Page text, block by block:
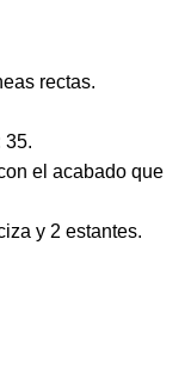
rectas.
35.
el acabado que
y 2 estantes.